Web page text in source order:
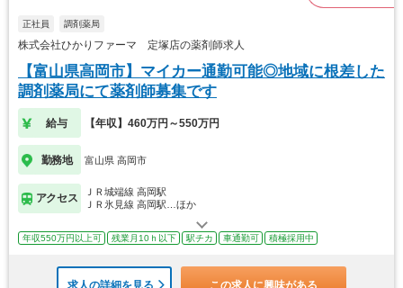
正社員 調剤薬局
株式会社ひかりファーマ 定塚店の薬剤師求人
【富山県高岡市】マイカー通勤可能◎地域に根差した
調剤薬局にて薬剤師募集です
給与 【年収】460万円～550万円
勤務地 富山県 高岡市
アクセス
ＪＲ城端線 高岡駅
ＪＲ氷見線 高岡駅…ほか
年収550万円以上可 残業月10ｈ以下 駅チカ 車通勤可 積極採用中
求人の詳細を見る この求人に興味がある